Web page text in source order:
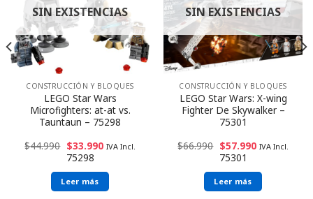
SIN EXISTENCIAS
CONSTRUCCIÓN Y BLOQUES
LEGO Star Wars
Microfighters: at-at vs.
Tauntaun – 75298
$44.990 $33.990 IVA Incl.
75298
Leer más
SIN EXISTENCIAS
CONSTRUCCIÓN Y BLOQUES
LEGO Star Wars: X-wing
Fighter De Skywalker –
75301
$66.990 $57.990 IVA Incl.
75301
Leer más